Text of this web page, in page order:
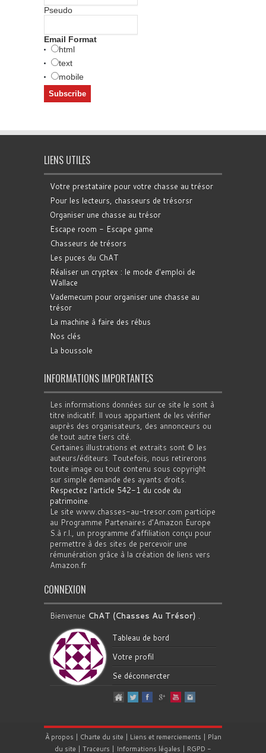
Pseudo
Email Format
html
text
mobile
LIENS UTILES
Votre prestataire pour votre chasse au trésor
Pour les lecteurs, chasseurs de trésorsr
Organiser une chasse au trésor
Escape room - Escape game
Chasseurs de trésors
Les puces du ChAT
Réaliser un cryptex : le mode d'emploi de
Wallace
Vademecum pour organiser une chasse au
trésor
La machine à faire des rébus
Nos clés
La boussole
INFORMATIONS IMPORTANTES
Les informations données sur ce site le sont à
titre indicatif. Il vous appartient de les vérifier
auprès des organisateurs, des annonceurs ou
de tout autre tiers cité.
Certaines illustrations et extraits sont © les
auteurs/éditeurs. Toutefois, nous retirerons
toute image ou tout contenu sous copyright
sur simple demande des ayants droits.
Respectez l'article 542-1 du code du
patrimoine.
Le site www.chasses-au-tresor.com participe
au Programme Partenaires d’Amazon Europe
S.à r.l., un programme d’affiliation conçu pour
permettre à des sites de percevoir une
rémunération grâce à la création de liens vers
Amazon.fr
CONNEXION
Bienvenue ChAT (Chasses Au Trésor) .
Tableau de bord
Votre profil
Se déconnercter
À propos | Charte du site | Liens et remerciements | Plan
du site | Traceurs | Informations légales | RGPD -